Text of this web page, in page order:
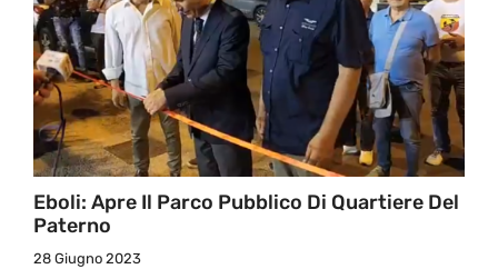
Eboli: Apre Il Parco Pubblico Di Quartiere Del
Paterno
28 Giugno 2023